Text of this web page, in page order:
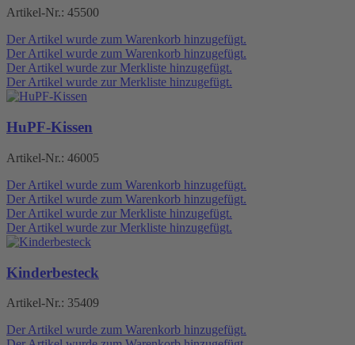
Artikel-Nr.: 45500
Der Artikel wurde zum Warenkorb hinzugefügt.
Der Artikel wurde zum Warenkorb hinzugefügt.
Der Artikel wurde zur Merkliste hinzugefügt.
Der Artikel wurde zur Merkliste hinzugefügt.
HuPF-Kissen
Artikel-Nr.: 46005
Der Artikel wurde zum Warenkorb hinzugefügt.
Der Artikel wurde zum Warenkorb hinzugefügt.
Der Artikel wurde zur Merkliste hinzugefügt.
Der Artikel wurde zur Merkliste hinzugefügt.
Kinderbesteck
Artikel-Nr.: 35409
Der Artikel wurde zum Warenkorb hinzugefügt.